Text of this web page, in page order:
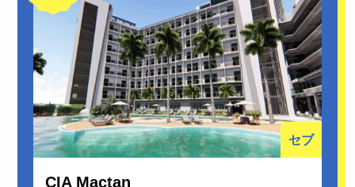
セブ
CIA Mactan